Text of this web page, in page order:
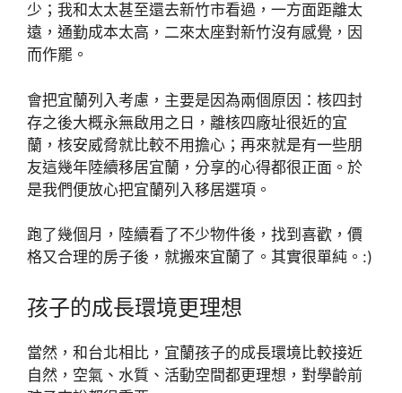
少；我和太太甚至還去新竹市看過，一方面距離太
遠，通勤成本太高，二來太座對新竹沒有感覺，因
而作罷。
會把宜蘭列入考慮，主要是因為兩個原因：核四封
存之後大概永無啟用之日，離核四廠址很近的宜
蘭，核安威脅就比較不用擔心；再來就是有一些朋
友這幾年陸續移居宜蘭，分享的心得都很正面。於
是我們便放心把宜蘭列入移居選項。
跑了幾個月，陸續看了不少物件後，找到喜歡，價
格又合理的房子後，就搬來宜蘭了。其實很單純。:)
孩子的成長環境更理想
當然，和台北相比，宜蘭孩子的成長環境比較接近
自然，空氣、水質、活動空間都更理想，對學齡前